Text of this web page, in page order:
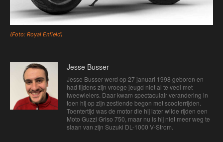
(Foto: Royal Enfield)
Jesse Busser
Jesse Busser werd op 27 januari 1998 geboren en
had tijdens zijn vroege jeugd niet al te veel met
tweewielers. Daar kwam spectaculair verandering in
toen hij op zijn zestiende begon met scooterrijden.
Toentertijd was de motor die hij later wilde rijden een
Moto Guzzi Griso 750, maar nu is hij niet meer weg te
slaan van zijn Suzuki DL-1000 V-Strom.